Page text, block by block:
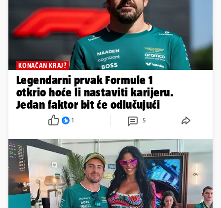
KONAČAN KRAJ?
Legendarni prvak Formule 1
otkrio hoće li nastaviti karijeru.
Jedan faktor bit će odlučujući
1 5